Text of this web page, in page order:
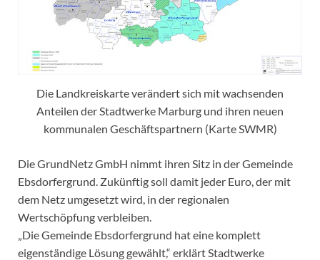
Die Landkreiskarte verändert sich mit wachsenden
Anteilen der Stadtwerke Marburg und ihren neuen
kommunalen Geschäftspartnern (Karte SWMR)
Die GrundNetz GmbH nimmt ihren Sitz in der Gemeinde
Ebsdorfergrund. Zukünftig soll damit jeder Euro, der mit
dem Netz umgesetzt wird, in der regionalen
Wertschöpfung verbleiben.
„Die Gemeinde Ebsdorfergrund hat eine komplett
eigenständige Lösung gewählt,“ erklärt Stadtwerke